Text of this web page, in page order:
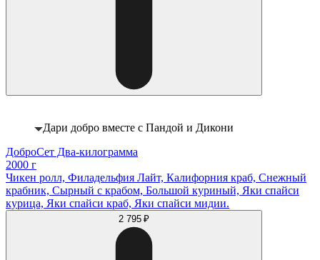
Дари добро вместе с Пандой и Дикони
ДоброСет Два-килограмма
2000 г
Чикен ролл, Филадельфия Лайт, Калифорния краб, Снежный
крабник, Сырный с крабом, Большой куриный, Яки спайси
курица, Яки спайси краб, Яки спайси мидии.
2 795 ₽